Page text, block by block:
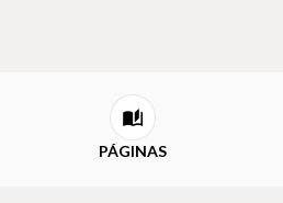
PÁGINAS